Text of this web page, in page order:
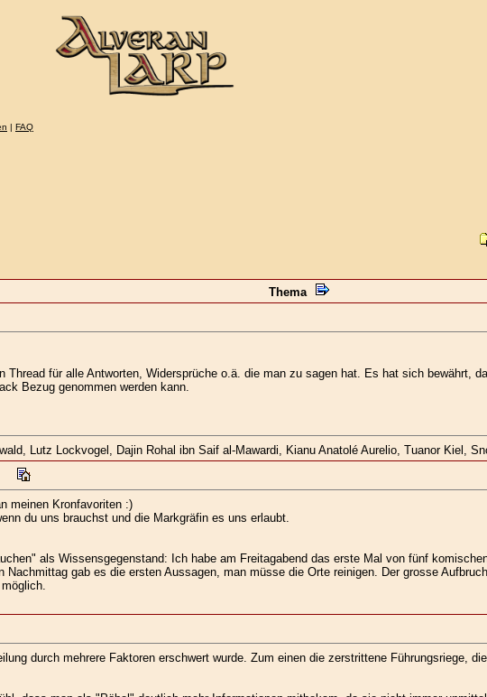
| FAQ
Thema
Thread für alle Antworten, Widersprüche o.ä. die man zu sagen hat. Es hat sich bewährt,
Bezug genommen werden kann.
Lutz Lockvogel, Dajin Rohal ibn Saif al-Mawardi, Kianu Anatolé Aurelio, Tuanor Kiel,
meinen Kronfavoriten :)
du uns brauchst und die Markgräfin es uns erlaubt.
als Wissensgegenstand: Ich habe am Freitagabend das erste Mal von fünf
Nachmittag gab es die ersten Aussagen, man müsse die Orte reinigen. Der grosse
durch mehrere Faktoren erschwert wurde. Zum einen die zerstrittene Führungsriege,